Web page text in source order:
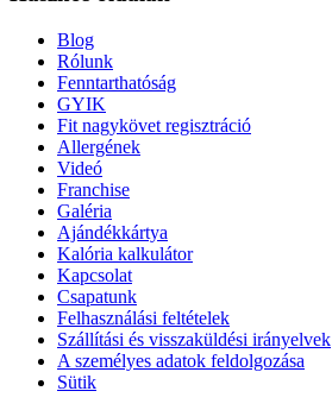
Blog
Rólunk
Fenntarthatóság
GYIK
Fit nagykövet regisztráció
Allergének
Videó
Franchise
Galéria
Ajándékkártya
Kalória kalkulátor
Kapcsolat
Csapatunk
Felhasználási feltételek
Szállítási és visszaküldési irányelvek
A személyes adatok feldolgozása
Sütik